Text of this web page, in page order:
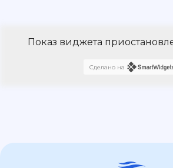
Показ виджета
Сделано на